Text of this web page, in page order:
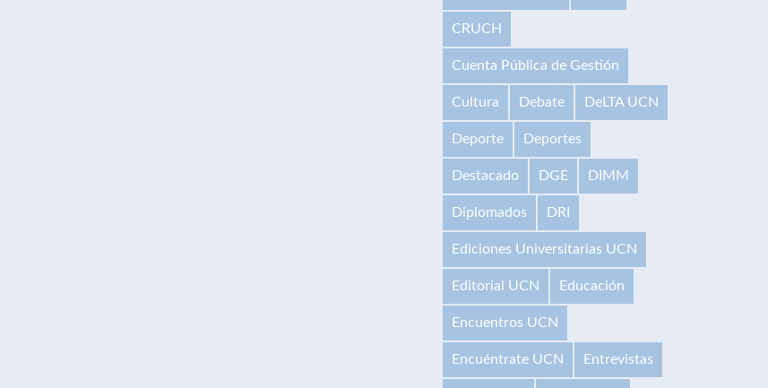
CRUCH
Cuenta Pública de Gestión
Cultura Debate DeLTA UCN
Deporte Deportes
Destacado DGE DIMM
Diplomados DRI
Ediciones Universitarias UCN
Editorial UCN Educación
Encuentros UCN
Encuéntrate UCN Entrevistas